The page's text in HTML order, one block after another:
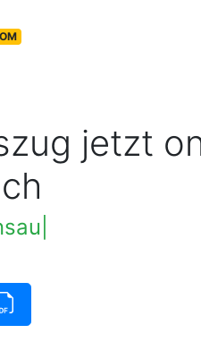
jetzt
verfügbar